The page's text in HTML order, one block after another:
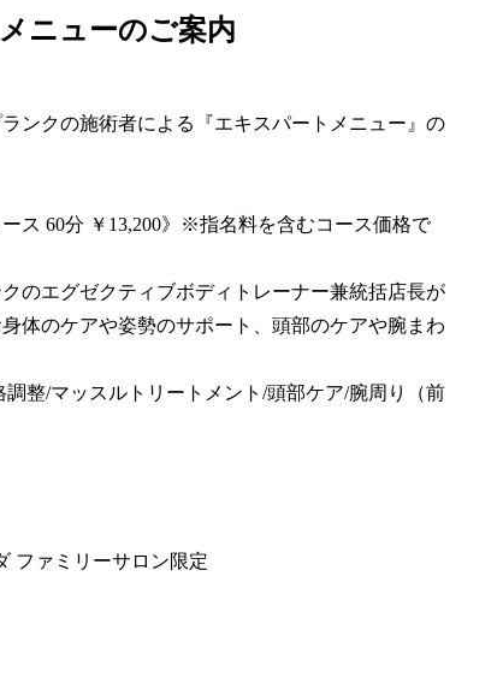
ニューのご案内
ンクの施術者による『エキスパートメニュー』の
ス 60分 ￥13,200》※指名料を含むコース価格で
のエグゼクティブボディトレーナー兼統括店長が
体のケアや姿勢のサポート、頭部のケアや腕まわ
整/マッスルトリートメント/頭部ケア/腕周り（前
ファミリーサロン限定